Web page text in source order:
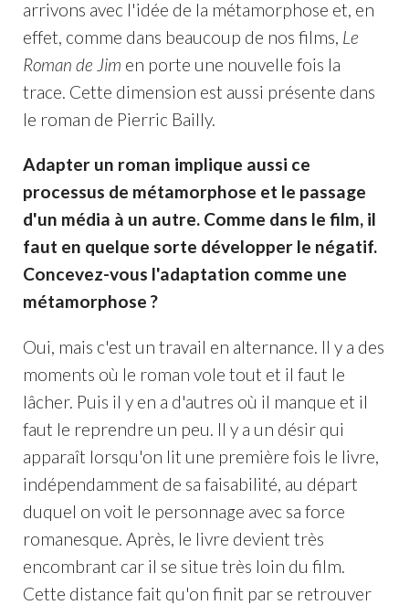
arrivons avec l'idée de la métamorphose et, en
effet, comme dans beaucoup de nos films, Le
Roman de Jim en porte une nouvelle fois la
trace. Cette dimension est aussi présente dans
le roman de Pierric Bailly.
Adapter un roman implique aussi ce
processus de métamorphose et le passage
d'un média à un autre. Comme dans le film, il
faut en quelque sorte développer le négatif.
Concevez-vous l'adaptation comme une
métamorphose ?
Oui, mais c'est un travail en alternance. Il y a des
moments où le roman vole tout et il faut le
lâcher. Puis il y en a d'autres où il manque et il
faut le reprendre un peu. Il y a un désir qui
apparaît lorsqu'on lit une première fois le livre,
indépendamment de sa faisabilité, au départ
duquel on voit le personnage avec sa force
romanesque. Après, le livre devient très
encombrant car il se situe très loin du film.
Cette distance fait qu'on finit par se retrouver